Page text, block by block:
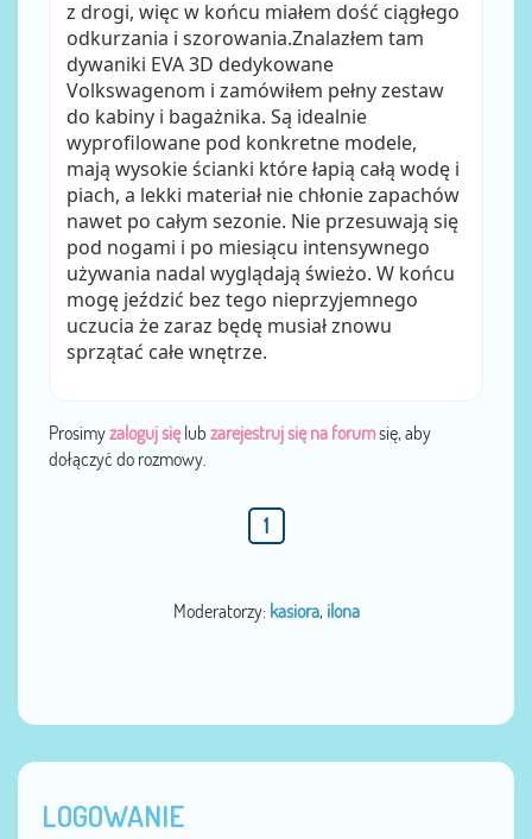
z drogi, więc w końcu miałem dość ciągłego
odkurzania i szorowania.Znalazłem tam
dywaniki EVA 3D dedykowane
Volkswagenom i zamówiłem pełny zestaw
do kabiny i bagażnika. Są idealnie
wyprofilowane pod konkretne modele,
mają wysokie ścianki które łapią całą wodę i
piach, a lekki materiał nie chłonie zapachów
nawet po całym sezonie. Nie przesuwają się
pod nogami i po miesiącu intensywnego
używania nadal wyglądają świeżo. W końcu
mogę jeździć bez tego nieprzyjemnego
uczucia że zaraz będę musiał znowu
sprzątać całe wnętrze.
Prosimyzaloguj sięlub zarejestruj się na forumsię, aby
dołączyć do rozmowy.
1
Moderatorzy: kasiora, ilona
LOGOWANIE